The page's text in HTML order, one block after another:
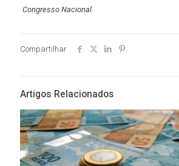
Congresso Nacional
Compartilhar
Artigos Relacionados